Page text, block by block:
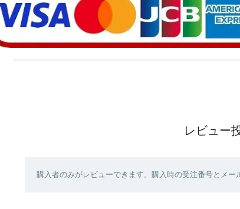
レビュー
購入者のみがレビューできます。購入時の受注番号とメー